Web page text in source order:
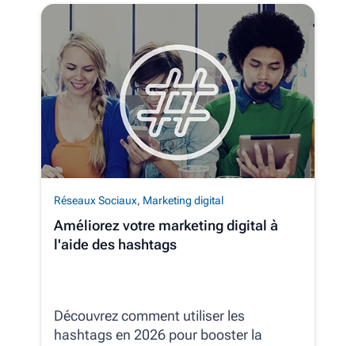
Réseaux Sociaux, Marketing digital
Améliorez votre marketing digital à
l'aide des hashtags
Découvrez comment utiliser les
hashtags en 2026 pour booster la